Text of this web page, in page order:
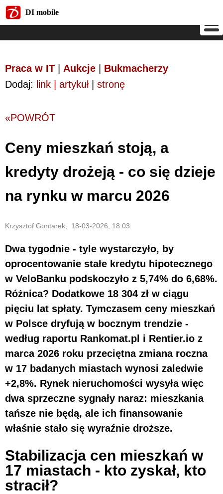
DI mobile
Praca w IT Aukcje
Bukmacherzy
Dodaj: link | artykuł| stronę
«POWRÓT
Ceny mieszkań stoją, a
kredyty drożeją - co się dzieje
na rynku w marcu 2026
Krzysztof Gontarek, 18-03-2026, 18:03
Dwa tygodnie - tyle wystarczyło, by
oprocentowanie stałe kredytu hipotecznego
w VeloBanku podskoczyło z 5,74% do 6,68%.
Różnica? Dodatkowe 18 304 zł w ciągu
pięciu lat spłaty. Tymczasem ceny mieszkań
w Polsce dryfują w bocznym trendzie -
według raportu Rankomat.pl i Rentier.io z
marca 2026 roku przeciętna zmiana roczna
w 17 badanych miastach wynosi zaledwie
+2,8%. Rynek nieruchomości wysyła więc
dwa sprzeczne sygnały naraz: mieszkania
tańsze nie będą, ale ich finansowanie
właśnie stało się wyraźnie droższe.
Stabilizacja cen mieszkań w
17 miastach - kto zyskał, kto
stracił?
DI mobile